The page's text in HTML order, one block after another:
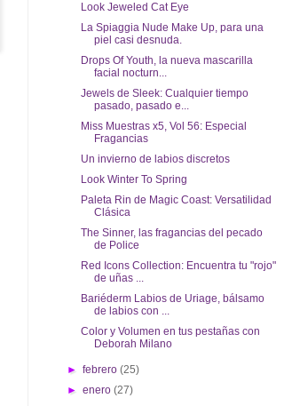
Look Jeweled Cat Eye
La Spiaggia Nude Make Up, para una
piel casi desnuda.
Drops Of Youth, la nueva mascarilla
facial nocturn...
Jewels de Sleek: Cualquier tiempo
pasado, pasado e...
Miss Muestras x5, Vol 56: Especial
Fragancias
Un invierno de labios discretos
Look Winter To Spring
Paleta Rin de Magic Coast: Versatilidad
Clásica
The Sinner, las fragancias del pecado
de Police
Red Icons Collection: Encuentra tu "rojo"
de uñas ...
Bariéderm Labios de Uriage, bálsamo
de labios con ...
Color y Volumen en tus pestañas con
Deborah Milano
►febrero(25)
►enero(27)